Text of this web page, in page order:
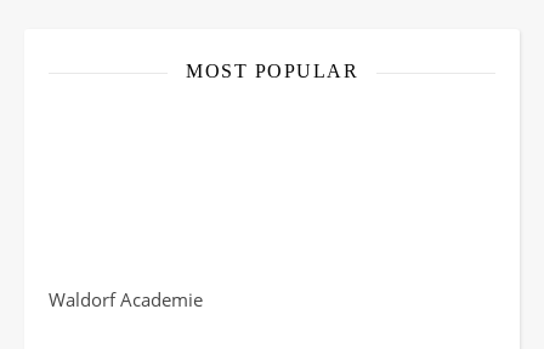
MOST POPULAR
Waldorf Academie